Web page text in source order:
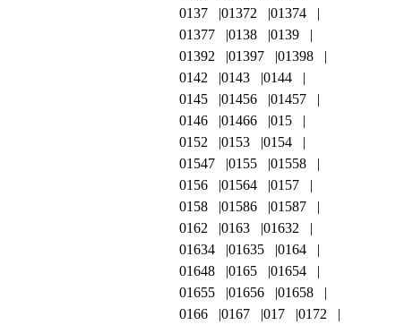
0137
01372
01374
01377
0138
0139
01392
01397
01398
0142
0143
0144
0145
01456
01457
0146
01466
015
0152
0153
0154
01547
0155
01558
0156
01564
0157
0158
01586
01587
0162
0163
01632
01634
01635
0164
01648
0165
01654
01655
01656
01658
0166
0167 017
0172